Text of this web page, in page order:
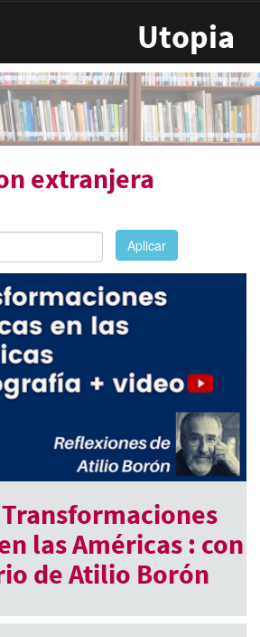
Utopia
extranjera
Aplicar
las Américas : con
de Atilio Borón